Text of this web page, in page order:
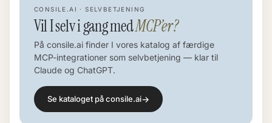
CONSILE.AI · SELVBETJENING
Vil I selv i gang medMCP’er?
På consile.ai finder I vores katalog af færdige
MCP-integrationer som selvbetjening — klar til
Claude og ChatGPT.
Se kataloget på consile.ai→